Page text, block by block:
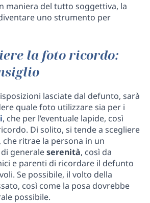
maniera del tutto soggettiva, la
uno strumento per
la foto ricordo:
lasciate dal defunto, sarà
quale foto utilizzare sia per i
, che per l’eventuale lapide, così
Di solito, si tende a scegliere
, che ritrae la persona in un
generaleserenità, così da
e parenti di ricordare il defunto
Se possibile, il volto della
così come la posa dovrebbe
possibile.